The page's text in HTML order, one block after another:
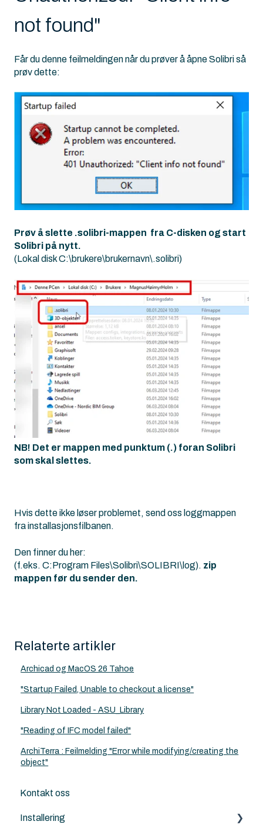
not found"
Får du denne feilmeldingen når du prøver å åpne Solibri så
prøv dette:
Prøv å slette .solibri-mappen fra C-disken og start
Solibri på nytt.
(Lokal disk C:\brukere\brukernavn\.solibri)
NB! Det er mappen med punktum (.) foran Solibri
som skal slettes.
Hvis dette ikke løser problemet, send oss loggmappen
fra installasjonsfilbanen.
Den finner du her:
(f.eks. C:Program Files\Solibri\SOLIBRI\log). zip
mappen før du sender den.
Relaterte artikler
Archicad og MacOS 26 Tahoe
"Startup Failed, Unable to checkout a license"
Library Not Loaded - ASU_Library
"Reading of IFC model failed"
ArchiTerra : Feilmelding "Error while modifying/creating the
object"
Kontakt oss
Installering